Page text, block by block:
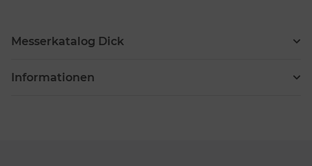
Messerkatalog Dick
Informationen